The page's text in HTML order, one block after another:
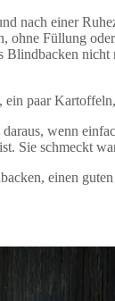
nach einer
ohne Füllung
paar
wenn
Sie schmeckt
einen